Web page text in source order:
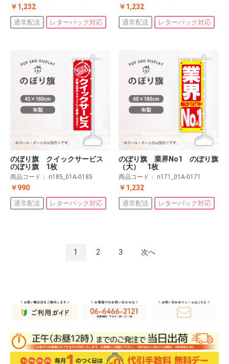
￥1,232
通常配送 レターパック対応
￥1,232
通常配送 レターパック対応
のぼり旗 クイックサービス
のぼり旗 1枚
商品コード： n185_01A-0185
￥990
通常配送 レターパック対応
のぼり旗 業界No1 のぼり旗
（大） 1枚
商品コード： n171_01A-0171
￥1,232
通常配送 レターパック対応
1 2 3 次へ